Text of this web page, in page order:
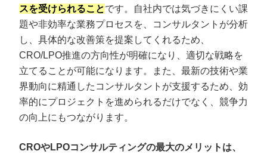
スを受けられることです。自社内では気づきにくい課
題や非効率な業務プロセスを、コンサルタントが分析
し、具体的な改善策を提案してくれるため、
CRO/LPO推進の方向性が明確になり、適切な戦略を
立てることが可能になります。また、最新の技術や業
界動向に精通したコンサルタントが支援するため、効
率的にプロジェクトを進められるだけでなく、競争力
の向上にもつながります。
CROやLPOコンサルティングの最大のメリットは、